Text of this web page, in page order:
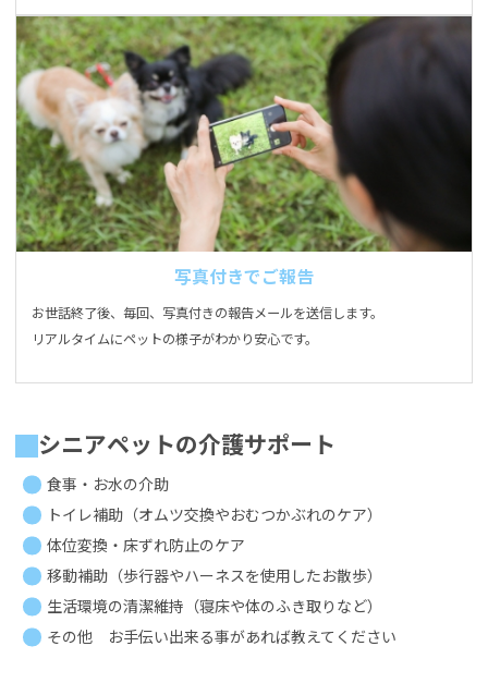
写真付きでご報告
お世話終了後、毎回、写真付きの報告メールを送信します。
リアルタイムにペットの様子がわかり安心です。
シニアペットの介護サポート
食事・お水の介助
トイレ補助（オムツ交換やおむつかぶれのケア）
体位変換・床ずれ防止のケア
移動補助（歩行器やハーネスを使用したお散歩）
生活環境の清潔維持（寝床や体のふき取りなど）
その他 お手伝い出来る事があれば教えてください